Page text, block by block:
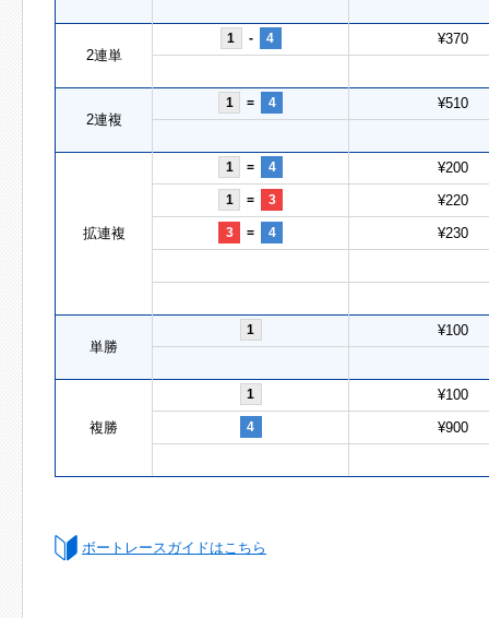
2連単
1 - 4 ¥370
2連複
1 = 4 ¥510
拡連複
1 = 4 ¥200
1 = 3 ¥220
3 = 4 ¥230
単勝
1 ¥100
複勝
1 ¥100
4 ¥900
ボートレースガイドはこちら